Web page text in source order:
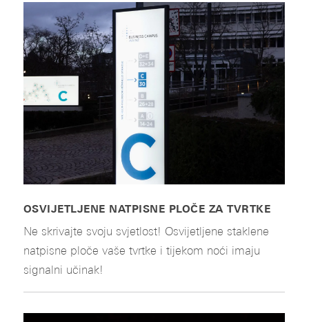
OSVIJETLJENE NATPISNE PLOČE ZA TVRTKE
Ne skrivajte svoju svjetlost! Osvijetljene staklene
natpisne ploče vaše tvrtke i tijekom noći imaju
signalni učinak!